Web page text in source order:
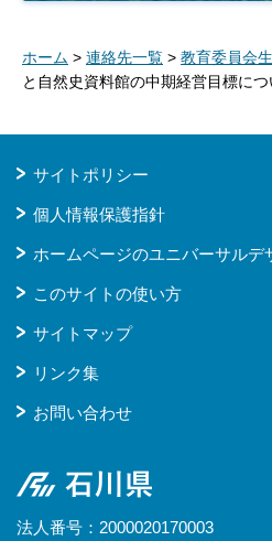
ホーム > 連絡先一覧 > 教育委員会
と自然史資料館の中期経営目標につ
サイトポリシー
個人情報保護指針
ホームページのユニバーサルデ
このサイトの使い方
サイトマップ
リンク集
お問い合わせ
石川県
法人番号：2000020170003